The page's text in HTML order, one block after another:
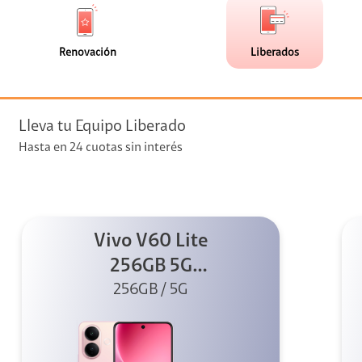
+ Telefonía
streaming
de
faceta
Renovación
(0)
faceta
Liberados
Lleva tu Equipo Liberado
Hasta en 24 cuotas sin interés
Vivo V60 Lite
256GB 5G
Rosado
256GB / 5G